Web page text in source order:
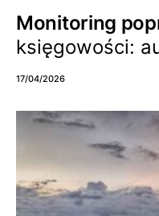
Monitoring
księgowości:
17/04/2026